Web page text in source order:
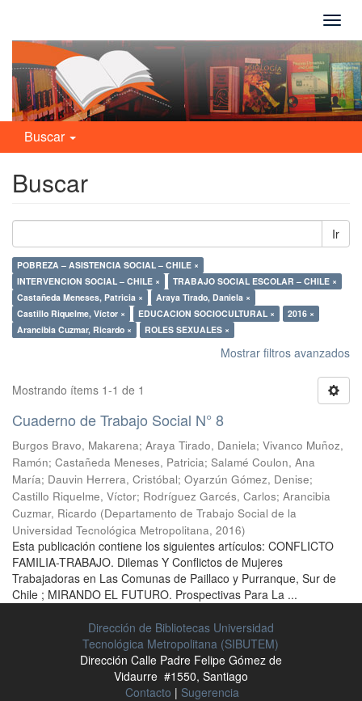
Buscar
Buscar
Ir
POBREZA – ASISTENCIA SOCIAL – CHILE ×
INTERVENCION SOCIAL – CHILE ×
TRABAJO SOCIAL ESCOLAR – CHILE ×
Castañeda Meneses, Patricia ×
Araya Tirado, Daniela ×
Castillo Riquelme, Víctor ×
EDUCACION SOCIOCULTURAL ×
2016 ×
Arancibia Cuzmar, Ricardo ×
ROLES SEXUALES ×
Mostrar filtros avanzados
Mostrando ítems 1-1 de 1
Cuaderno de Trabajo Social N° 8
Burgos Bravo, Makarena; Araya Tirado, Daniela; Vivanco Muñoz,
Ramón; Castañeda Meneses, Patricia; Salamé Coulon, Ana
María; Dauvin Herrera, Cristóbal; Oyarzún Gómez, Denise;
Castillo Riquelme, Víctor; Rodríguez Garcés, Carlos; Arancibia
Cuzmar, Ricardo (Departamento de Trabajo Social de la
Universidad Tecnológica Metropolitana, 2016)
Esta publicación contiene los siguientes artículos: CONFLICTO
FAMILIA-TRABAJO. Dilemas Y Conflictos de Mujeres
Trabajadoras en Las Comunas de Paillaco y Purranque, Sur de
Chile ; MIRANDO EL FUTURO. Prospectivas Para La ...
Dirección de Bibliotecas Universidad
Tecnológica Metropolitana (SIBUTEM)
Dirección Calle Padre Felipe Gómez de
Vidaurre #1550, Santiago
Contacto | Sugerencia